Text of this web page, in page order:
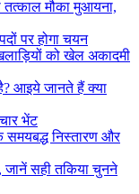
तत्काल मौका मुआयना,
पर होगा चयन
को खेल अकादमी
आइये जानते हैं क्या
भेंट
समयबद्ध निस्तारण और
जानें सही तकिया चुनने